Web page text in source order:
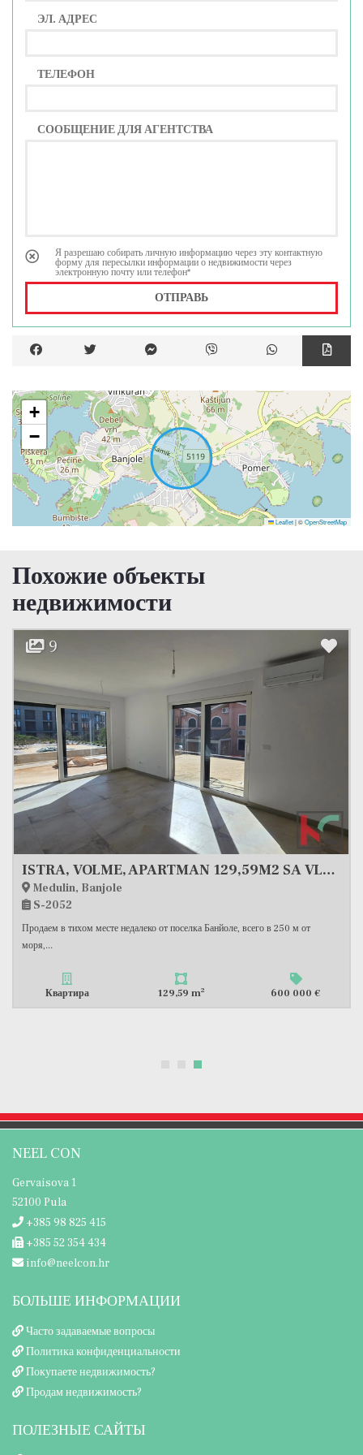
ЭЛ. АДРЕС
ТЕЛЕФОН
СООБЩЕНИЕ ДЛЯ АГЕНТСТВА
Я разрешаю собирать личную информацию через эту контактную
форму для пересылки информации о недвижимости через
электронную почту или телефон*
ОТПРАВЬ
+
−
Leaflet|©OpenStreetMap
Похожие объекты
недвижимости
9
ISTRA, VOLME, APARTMAN 129,59M2 SA VLASTITIM BAZENOM, #PRODAJA
Medulin, Banjole
S-2052
Продаем в тихом месте недалеко от поселка Банйоле, всего в 250 м от
моря,...
Квартира 129,59 m2 600 000 €
NEEL CON
Gervaisova 1
52100 Pula
+385 98 825 415
+385 52 354 434
info@neelcon.hr
БОЛЬШЕ ИНФОРМАЦИИ
Часто задаваемые вопросы
Политика конфиденциальности
Покупаете недвижимость?
Продам недвижимость?
ПОЛЕЗНЫЕ САЙТЫ